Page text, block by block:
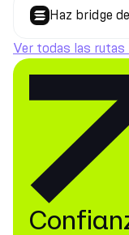
Haz bridge
Ver todas las rutas